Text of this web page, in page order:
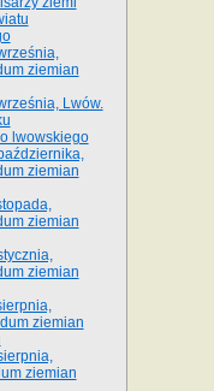
ziemian
Lwów.
lwowskiego
ziemian
ziemian
ziemian
ziemian
ziemian